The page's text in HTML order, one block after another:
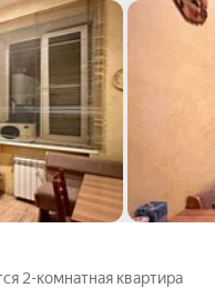
2-комнатная квартира